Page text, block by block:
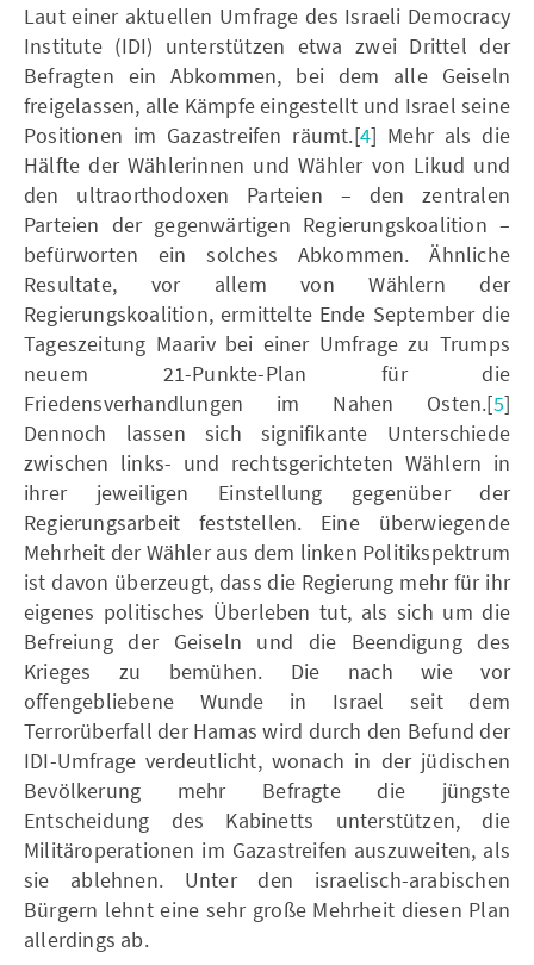
Laut einer aktuellen Umfrage des Israeli Democracy
Institute (IDI) unterstützen etwa zwei Drittel der
Befragten ein Abkommen, bei dem alle Geiseln
freigelassen, alle Kämpfe eingestellt und Israel seine
Positionen im Gazastreifen räumt.[4] Mehr als die
Hälfte der Wählerinnen und Wähler von Likud und
den ultraorthodoxen Parteien – den zentralen
Parteien der gegenwärtigen Regierungskoalition –
befürworten ein solches Abkommen. Ähnliche
Resultate, vor allem von Wählern der
Regierungskoalition, ermittelte Ende September die
Tageszeitung Maariv bei einer Umfrage zu Trumps
neuem 21-Punkte-Plan für die
Friedensverhandlungen im Nahen Osten.[5]
Dennoch lassen sich signifikante Unterschiede
zwischen links- und rechtsgerichteten Wählern in
ihrer jeweiligen Einstellung gegenüber der
Regierungsarbeit feststellen. Eine überwiegende
Mehrheit der Wähler aus dem linken Politikspektrum
ist davon überzeugt, dass die Regierung mehr für ihr
eigenes politisches Überleben tut, als sich um die
Befreiung der Geiseln und die Beendigung des
Krieges zu bemühen. Die nach wie vor
offengebliebene Wunde in Israel seit dem
Terrorüberfall der Hamas wird durch den Befund der
IDI-Umfrage verdeutlicht, wonach in der jüdischen
Bevölkerung mehr Befragte die jüngste
Entscheidung des Kabinetts unterstützen, die
Militäroperationen im Gazastreifen auszuweiten, als
sie ablehnen. Unter den israelisch-arabischen
Bürgern lehnt eine sehr große Mehrheit diesen Plan
allerdings ab.